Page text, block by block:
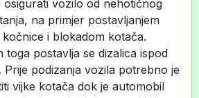
osigurati vozilo od nehotičnog
na primjer postavljanjem
i blokadom kotača.
toga postavlja se dizalica ispod
Prije podizanja vozila potrebno je
vijke kotača dok je automobil